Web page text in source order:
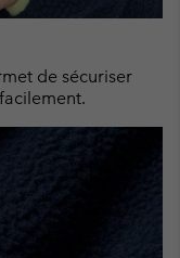
de sécuriser